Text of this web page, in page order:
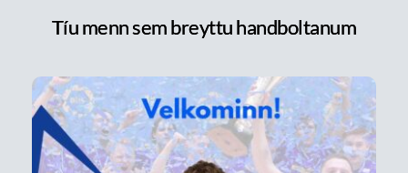
Tíu menn sem breyttu handboltanum